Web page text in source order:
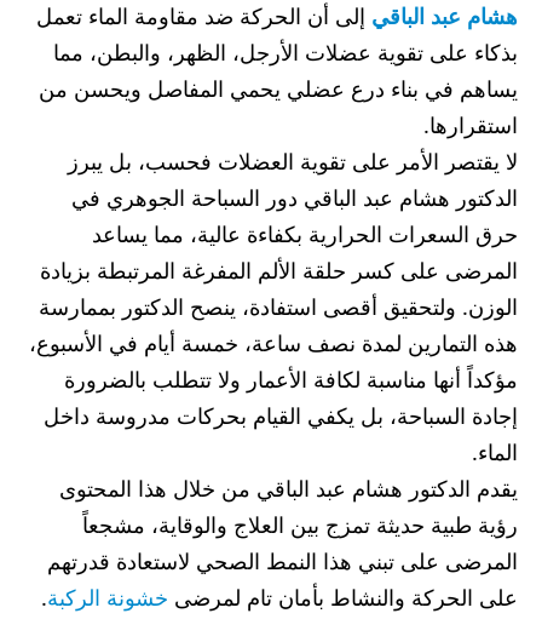
هشام عبد الباقي إلى أن الحركة ضد مقاومة الماء تعمل
بذكاء على تقوية عضلات الأرجل، الظهر، والبطن، مما
يساهم في بناء درع عضلي يحمي المفاصل ويحسن من
استقرارها.
لا يقتصر الأمر على تقوية العضلات فحسب، بل يبرز
الدكتور هشام عبد الباقي دور السباحة الجوهري في
حرق السعرات الحرارية بكفاءة عالية، مما يساعد
المرضى على كسر حلقة الألم المفرغة المرتبطة بزيادة
الوزن. ولتحقيق أقصى استفادة، ينصح الدكتور بممارسة
هذه التمارين لمدة نصف ساعة، خمسة أيام في الأسبوع،
مؤكداً أنها مناسبة لكافة الأعمار ولا تتطلب بالضرورة
إجادة السباحة، بل يكفي القيام بحركات مدروسة داخل
الماء.
يقدم الدكتور هشام عبد الباقي من خلال هذا المحتوى
رؤية طبية حديثة تمزج بين العلاج والوقاية، مشجعاً
المرضى على تبني هذا النمط الصحي لاستعادة قدرتهم
على الحركة والنشاط بأمان تام لمرضى خشونة الركبة.